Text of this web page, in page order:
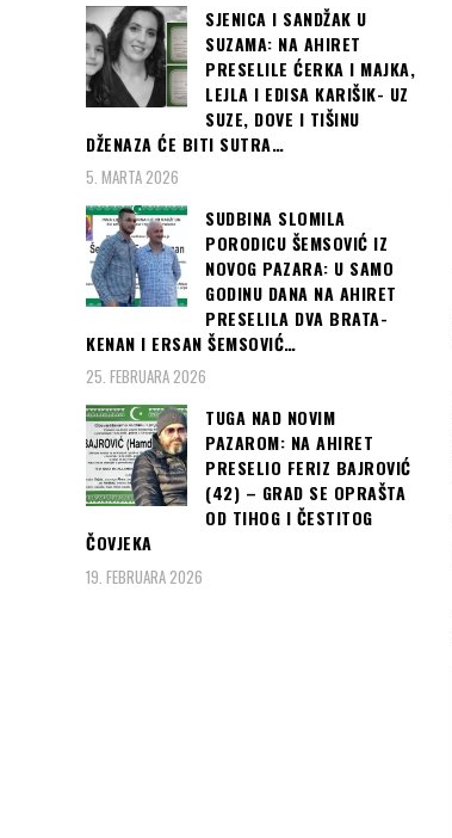
SJENICA I SANDŽAK U
SUZAMA: NA AHIRET
PRESELILE ĆERKA I MAJKA,
LEJLA I EDISA KARIŠIK- UZ
SUZE, DOVE I TIŠINU
DŽENAZA ĆE BITI SUTRA…
5. MARTA 2026
SUDBINA SLOMILA
PORODICU ŠEMSOVIĆ IZ
NOVOG PAZARA: U SAMO
GODINU DANA NA AHIRET
PRESELILA DVA BRATA-
KENAN I ERSAN ŠEMSOVIĆ…
25. FEBRUARA 2026
TUGA NAD NOVIM
PAZAROM: NA AHIRET
PRESELIO FERIZ BAJROVIĆ
(42) – GRAD SE OPRAŠTA
OD TIHOG I ČESTITOG
ČOVJEKA
19. FEBRUARA 2026